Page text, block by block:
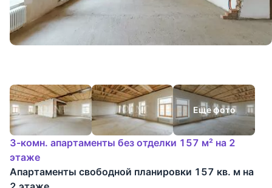
Еще фото
3-комн. апартаменты без отделки 157 м² на 2
этаже
Апартаменты свободной планировки 157 кв. м на